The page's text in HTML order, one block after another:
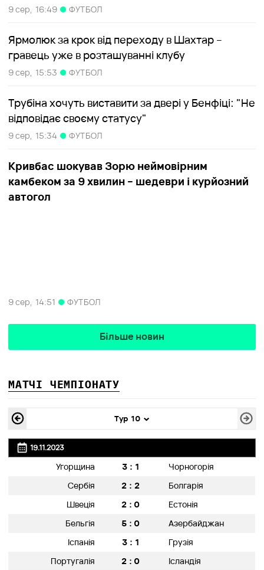
9 сер, 16:49 ФУТБОЛ
Ярмолюк за крок від переходу в Шахтар –
гравець уже в розташуванні клубу
9 сер, 15:53 ФУТБОЛ
Трубіна хочуть виставити за двері у Бенфіці: "Не
відповідає своєму статусу"
9 сер, 15:34 ФУТБОЛ
Кривбас шокував Зорю неймовірним
камбеком за 9 хвилин – шедеври і курйозний
автогол
9 сер, 14:51 ФУТБОЛ
Більше новин
МАТЧІ ЧЕМПІОНАТУ
Тур 10
19.11.2023
Угорщина 3:1
Чорногорія
Сербія
2:2
Болгарія
Швеція
2:0
Естонія
Бельгія
5:0
Азербайджан
Іспанія
3:1
Грузія
Португалія
2:0
Ісландія